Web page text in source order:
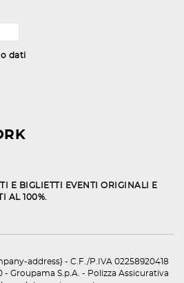
dati
E BIGLIETTI EVENTI ORIGINALI E
AL 100%.
address} - C.F./P.IVA 02258920418
- Groupama S.p.A. - Polizza Assicurativa